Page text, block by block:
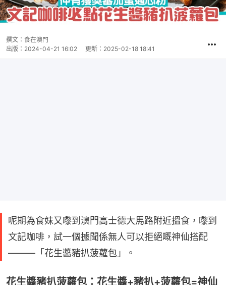
撰文： 食在澳門
出版： 2024-04-21 16:02 更新： 2025-02-18 18:41
呢期為食妹又嚟到澳門高士德大馬路附近搵食，嚟到
文記咖啡，試一個據聞係無人可以拒絕嘅神仙搭配
———「花生醬豬扒菠蘿包」。
花生醬豬扒菠蘿包：花生醬+豬扒+菠蘿包=神仙